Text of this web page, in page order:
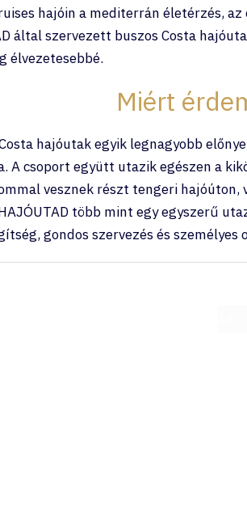
hajóin a mediterrán életérzés,
által szervezett buszos Costa
élvezetesebbé.
Miért
hajóutak egyik legnagyobb
A csoport együtt utazik egészen a
vesznek részt tengeri hajóúton,
több mint egy egyszerű
gondos szervezés és